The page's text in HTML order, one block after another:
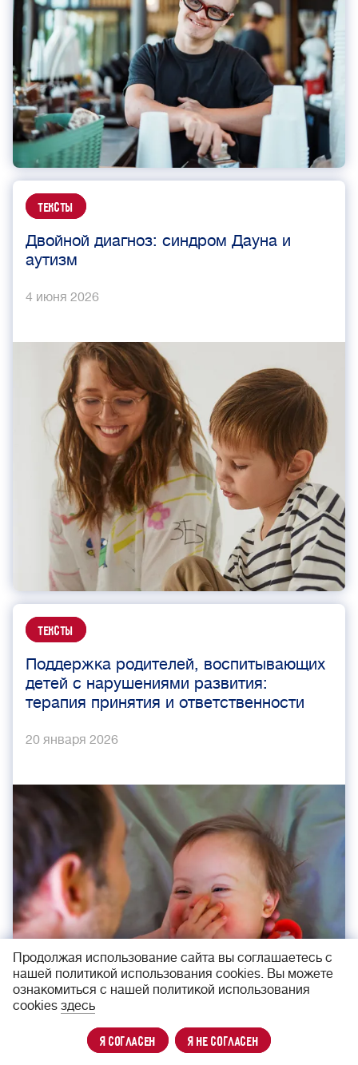
Тексты
Двойной диагноз: синдром Дауна и
аутизм
4 июня 2026
Тексты
Поддержка родителей, воспитывающих
детей с нарушениями развития:
терапия принятия и ответственности
20 января 2026
Продолжая использование сайта вы соглашаетесь с
нашей политикой использования cookies. Вы можете
ознакомиться с нашей политикой использования
cookies здесь
я согласен я не согласен